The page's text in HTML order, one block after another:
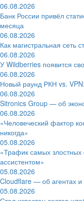
06.08.2026
Банк России привёл
месяца
06.08.2026
Как магистральная сеть
06.08.2026
У Wildberries появится
06.08.2026
Новый раунд РКН vs.
06.08.2026
Sitronics Group — об
06.08.2026
«Человеческий фактор
никогда»
05.08.2026
«Трафик самых
ассистентом»
05.08.2026
Cloudflare — об агентах
05.08.2026